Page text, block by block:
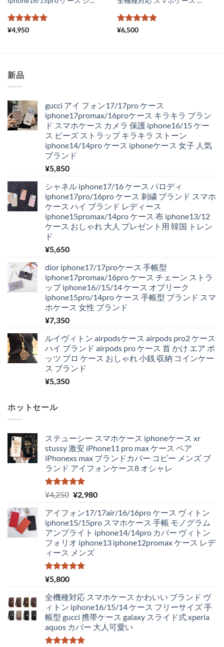
5段階中
¥4,950 5段階中
¥6,500
新品
gucci アイ フォン17/17pro ケース
iphone17promax/16proケース キラキラ ブラン
ド スマホケース カメラ 保護 iphone16/15 ケー
ス ビーズ ストラップ キラキラ ストーン
iphone14/14pro ケース iphoneケース 女子 人気
ブランド
¥5,850
シャネル iphone17/16 ケース パロディ
iphone17pro/16pro ケース 刺繍 ブランド スマホ
ケース ハイ ブランド レディース
iphone15promax/14pro ケース 布 iphone13/12
ケース おしゃれ 大人 プレゼント用 韓国 トレン
ド
¥5,650
dior iphone17/17proケース 手帳型
iphone17promax/16pro ケース チェーン ストラ
ップ iphone16//15/14 ケース オブリーク
iphone15pro/14pro ケース 手帳型 ブランド スマ
ホケース 女性 ブランド
¥7,350
ルイヴィトン airpodsケース airpods pro2 ケース
ハイ ブランド airpods pro ケース 首 かけ エア ポ
ッツ プロ ケース おしゃれ 小銭 収納 コインケー
ス ブランド
¥5,350
ホットセール
ステューシー スマホケース iphoneケース xr
stussy 激安 iPhone11 pro max ケース ペア
iPhonexs max ブランドカバー コピー メンズ ブ
ランド アイフォンケース8 オシャレ
5段階中
5.00
の評価
¥4,250 元
価
格
は
¥4,250
で
し
¥2,980現
の
価
格
は
アイフォン17/17air/16/16pro ケース ヴィトン
iphone15/15pro スマホケース 手帳 モノグラム
アンプライト iphone14/14pro カバー ヴィトン
フォリオ iphone13 iphone12promax ケース レデ
ィース メンズ
5段階中
5.00
¥5,800
全機種対応 スマホケース かわいい ブランド ヴ
ィトン iphone16/15/14 ケース フリーサイズ 手
帳型 gucci 携帯ケース galaxy スライド式 xperia
aquos カバー 大人可愛い